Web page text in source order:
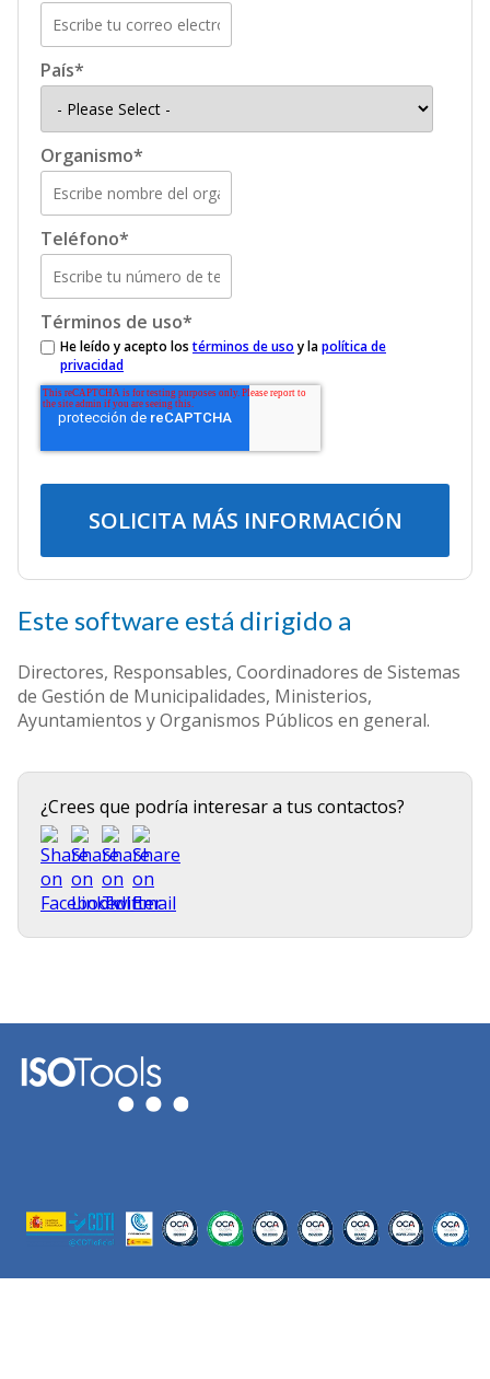
País*
Organismo*
Teléfono*
Términos de uso*
He leído y acepto lostérminos de usoy lapolítica de
privacidad
Este software está dirigido a
Directores, Responsables, Coordinadores de Sistemas
de Gestión de Municipalidades, Ministerios,
Ayuntamientos y Organismos Públicos en general.
¿Crees que podría interesar a tus contactos?